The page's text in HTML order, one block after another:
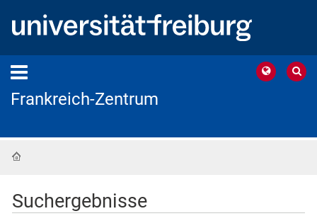
Frankreich-Zentrum
Suchergebnisse